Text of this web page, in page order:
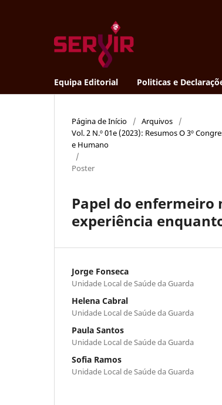
Equipa Editorial Politicas e
Página de Início / Arquivos
/
Vol. 2 N.º 01e (2023): Resumos O 3º
e Humano
/
Poster
Papel do enfermeiro
experiência
Jorge Fonseca
Unidade Local de Saúde da Guarda
Helena Cabral
Unidade Local de Saúde da Guarda
Paula Santos
Unidade Local de Saúde da Guarda
Sofia Ramos
Unidade Local de Saúde da Guarda